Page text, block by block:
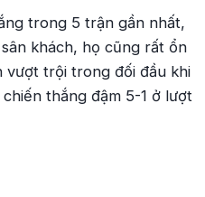
trong 5 trận gần nhất,
khách, họ cũng rất ổn
vượt trội trong đối đầu khi
thắng đậm 5-1 ở lượt